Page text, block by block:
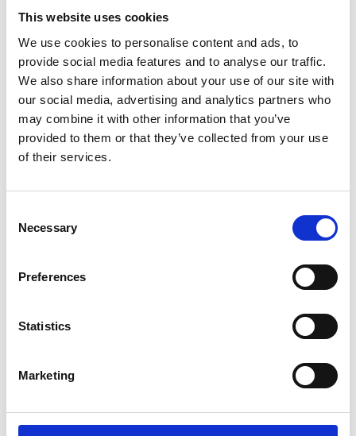
This website uses cookies
We use cookies to personalise content and ads, to
provide social media features and to analyse our traffic.
We also share information about your use of our site with
our social media, advertising and analytics partners who
may combine it with other information that you’ve
provided to them or that they’ve collected from your use
of their services.
Selection
Necessary
Preferences
Statistics
Marketing
Faire un choix:*
€49,00 HT
€59,29 TTC
Livraison gratuite en 1-3 jours ouvrables, ou ramasser à
Maaseik (contactez le service clientèle)
Informations sur le produit Produits similaires